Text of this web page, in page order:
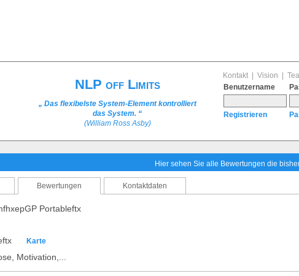
NLP off Limits
„ Das flexibelste System-Element kontrolliert
das System. “
(William Ross Asby)
Kontakt Vision
Benutzername
Registrieren
Hier sehen Sie alle Bewertungen die
Bewertungen Kontaktdaten
Portableftx
Karte
Motivation,...